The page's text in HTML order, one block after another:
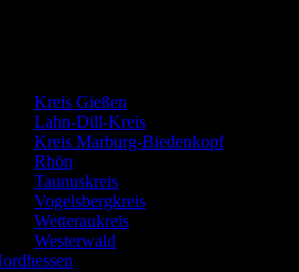
Kreis Gießen
Lahn-Dill-Kreis
Kreis Marburg-Biedenkopf
Rhön
Taunuskreis
Vogelsbergkreis
Wetteraukreis
Westerwald